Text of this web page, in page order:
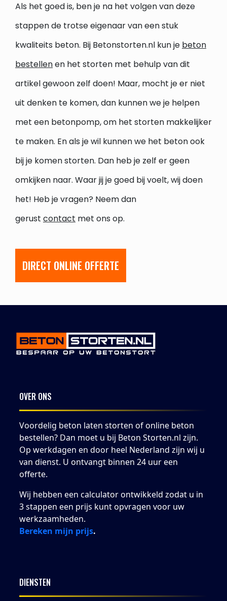
Als het goed is, ben je na het volgen van deze
stappen de trotse eigenaar van een stuk
kwaliteits beton. Bij Betonstorten.nl kun je beton
bestellenen het storten met behulp van dit
artikel gewoon zelf doen! Maar, mocht je er niet
uit denken te komen, dan kunnen we je helpen
met een betonpomp, om het storten makkelijker
te maken. En als je wil kunnen we het beton ook
bij je komen storten. Dan heb je zelf er geen
omkijken naar. Waar jij je goed bij voelt, wij doen
het! Heb je vragen? Neem dan
gerust contact met ons op.
DIRECT ONLINE OFFERTE
OVER ONS
Voordelig beton laten storten of online beton
bestellen? Dan moet u bij Beton Storten.nl zijn.
Op werkdagen en door heel Nederland zijn wij u
van dienst. U ontvangt binnen 24 uur een
offerte.
Wij hebben een calculator ontwikkeld zodat u in
3 stappen een prijs kunt opvragen voor uw
werkzaamheden.
Bereken mijn prijs.
DIENSTEN